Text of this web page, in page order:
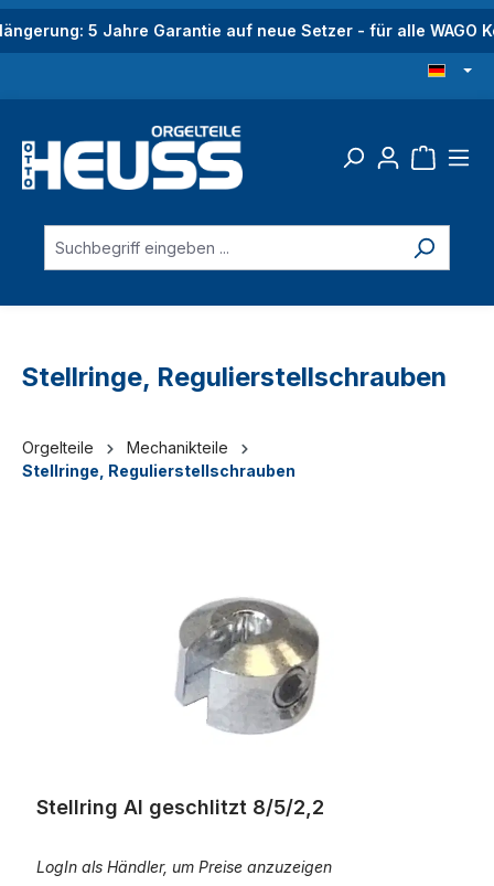
springen5 Jahre Garantie auf neue Setzer - für alle WAGO
Stellringe, Regulierstellschrauben
Orgelteile
Mechanikteile
Stellringe, Regulierstellschrauben
Stellring Al geschlitzt 8/5/2,2
LogIn als Händler, um Preise anzuzeigen